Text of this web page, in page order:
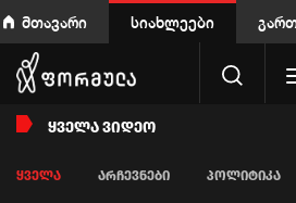
მთავარი სიახლეები
ᲧᲕᲔᲚᲐ ᲕᲘᲓᲔᲝ
ᲧᲕᲔᲚᲐ ᲐᲠᲩᲔᲕᲜᲔᲑᲘ ᲞᲝᲚᲘᲢᲘᲙᲐ